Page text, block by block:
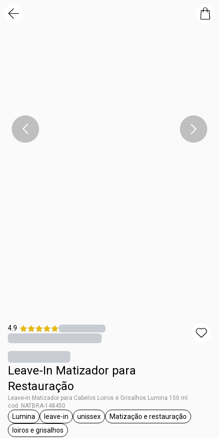
4.9
Leave-In Matizador para
Restauração
Leave-in Matizador para Cabelos Loiros e Grisalhos Lumina 150 ml
cod. NATBRA-148450
etiqueta Lumina
Lumina
etiqueta leave-in
leave-in
etiqueta unissex
unissex
etiqueta Matização e
Matização e restauração
etiqueta loiros e grisalhos
loiros e grisalhos